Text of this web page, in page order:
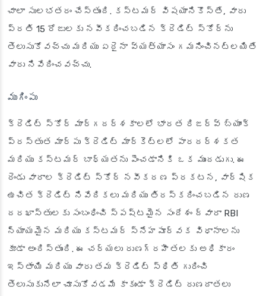
చాలా సులభతరం చేస్తుంది. కస్టమర్ విషయానికొస్తే, వారు
ప్రతి 15 రోజులకు నవీకరించబడిన క్రెడిట్ స్కోర్‌ను
తెలుసుకోవచ్చు మరియు ఏదైనా వ్యత్యాసం గమనించినట్లయితే
వారు నివేదించవచ్చు.
ముగింపు
క్రెడిట్ స్కోర్ మార్గదర్శకాలలో భారత రిజర్వ్ బ్యాంక్
ప్రస్తుత మార్పు క్రెడిట్ మార్కెట్లలో పారదర్శకత
మరియు కస్టమర్ బాధ్యతను పెంచడానికి ఒక ముందడుగు. ఈ
రెండు వారాల క్రెడిట్ స్కోర్ నవీకరణ ప్రకటన, వార్షిక
ఉచిత క్రెడిట్ నివేదికలు మరియు తిరస్కరించబడిన రుణ
దరఖాస్తులకు సంబంధించి స్పష్టమైన సందేశం ద్వారా RBI
న్యాయమైన మరియు కస్టమర్ స్నేహపూర్వక విధానాలను
కూడా అందిస్తుంది. ఈ చర్యలు రుణగ్రహీతలకు అధికారం
ఇస్తాయి మరియు వారు తమ క్రెడిట్ స్థితి గురించి
తెలుసుకునేలా చూసుకోవడమే కాకుండా క్రెడిట్ రుణదాతలు